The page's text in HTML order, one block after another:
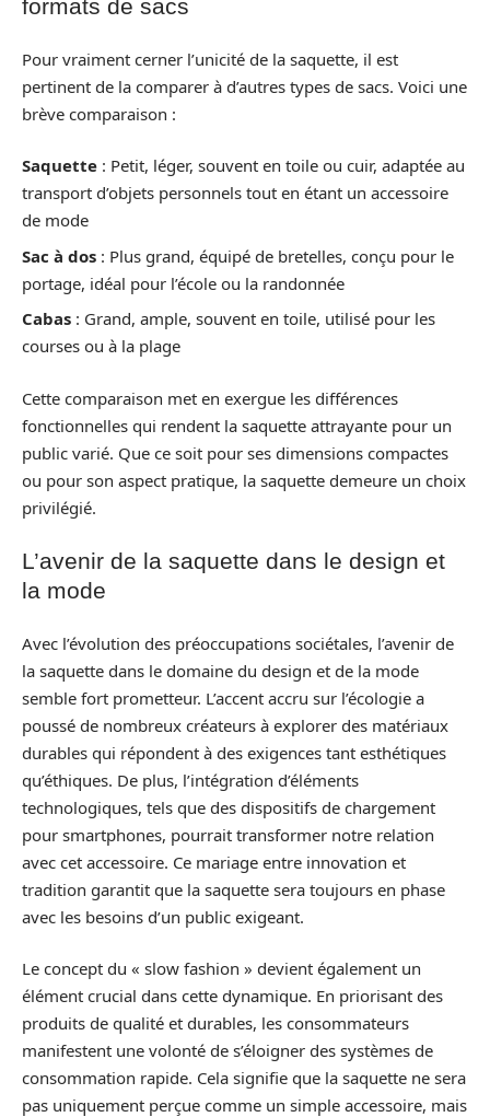
formats de sacs
Pour vraiment cerner l’unicité de la saquette, il est
pertinent de la comparer à d’autres types de sacs. Voici une
brève comparaison :
Saquette : Petit, léger, souvent en toile ou cuir, adaptée au
transport d’objets personnels tout en étant un accessoire
de mode
Sac à dos : Plus grand, équipé de bretelles, conçu pour le
portage, idéal pour l’école ou la randonnée
Cabas : Grand, ample, souvent en toile, utilisé pour les
courses ou à la plage
Cette comparaison met en exergue les différences
fonctionnelles qui rendent la saquette attrayante pour un
public varié. Que ce soit pour ses dimensions compactes
ou pour son aspect pratique, la saquette demeure un choix
privilégié.
L’avenir de la saquette dans le design et
la mode
Avec l’évolution des préoccupations sociétales, l’avenir de
la saquette dans le domaine du design et de la mode
semble fort prometteur. L’accent accru sur l’écologie a
poussé de nombreux créateurs à explorer des matériaux
durables qui répondent à des exigences tant esthétiques
qu’éthiques. De plus, l’intégration d’éléments
technologiques, tels que des dispositifs de chargement
pour smartphones, pourrait transformer notre relation
avec cet accessoire. Ce mariage entre innovation et
tradition garantit que la saquette sera toujours en phase
avec les besoins d’un public exigeant.
Le concept du « slow fashion » devient également un
élément crucial dans cette dynamique. En priorisant des
produits de qualité et durables, les consommateurs
manifestent une volonté de s’éloigner des systèmes de
consommation rapide. Cela signifie que la saquette ne sera
pas uniquement perçue comme un simple accessoire, mais